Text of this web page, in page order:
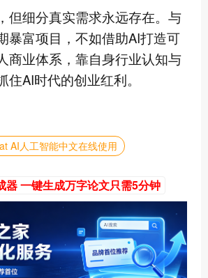
但细分真实需求永远存在。与
暴富项目，不如借助AI打造可
商业体系，靠自身行业认知与
住AI时代的创业红利。
AI人工智能中文在线使用
器 一键生成万字论文只需5分钟